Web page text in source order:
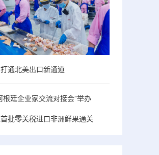
通北美出口新通道
廷企业家交流对接会”举办
批零关税进口非洲鲜果通关